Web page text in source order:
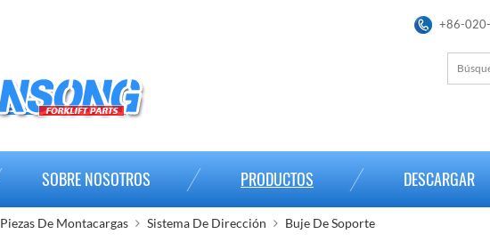
+86-
SOBRE NOSOTROS PRODUCTOS DESCARGAR
Piezas De Montacargas Sistema De Dirección Buje De Soporte